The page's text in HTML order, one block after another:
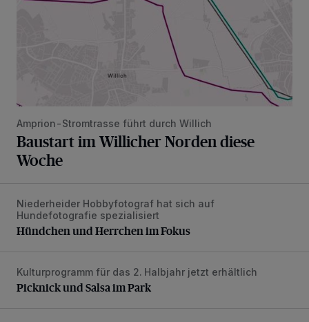
Amprion-Stromtrasse führt durch Willich
Baustart im Willicher Norden diese
Woche
Hündchen und Herrchen im Fokus
Niederheider Hobbyfotograf hat sich auf
Hundefotografie spezialisiert
Hündchen und Herrchen im Fokus
Picknick und Salsa im Park
Kulturprogramm für das 2. Halbjahr jetzt erhältlich
Picknick und Salsa im Park